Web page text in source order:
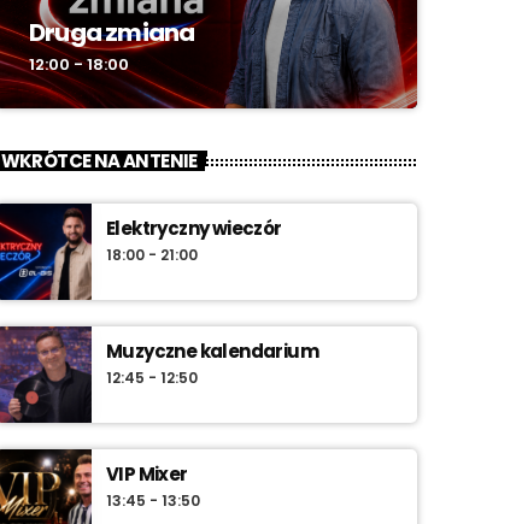
Druga zmiana
12:00 - 18:00
WKRÓTCE NA ANTENIE
Elektryczny wieczór
18:00 - 21:00
Muzyczne kalendarium
12:45 - 12:50
VIP Mixer
13:45 - 13:50